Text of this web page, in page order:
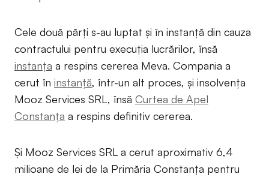
Cele două părți s-au luptat și în instanță din cauza
contractului pentru execuția lucrărilor, însă
instanța a respins cererea Meva. Compania a
cerut în instanță, într-un alt proces, și insolvența
Mooz Services SRL, însă Curtea de Apel
Constanța a respins definitiv cererea.
Și Mooz Services SRL a cerut aproximativ 6,4
milioane de lei de la Primăria Constanța pentru